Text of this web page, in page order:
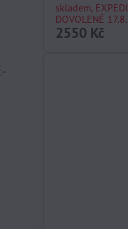
skladem,
DOVOLENÉ 17.8.
2550 Kč